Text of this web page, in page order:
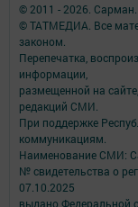
© 2011 - 2026.
© ТАТМЕДИА. Все
законом.
Перепечатка,
информации,
размещенной на
редакций СМИ.
При поддержке
коммуникациям.
Наименование СМИ:
№ свидетельства о
07.10.2025
выдано Федеральной